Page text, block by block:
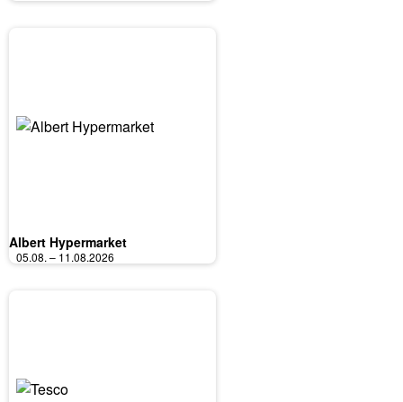
Albert Hypermarket
05.08. – 11.08.2026